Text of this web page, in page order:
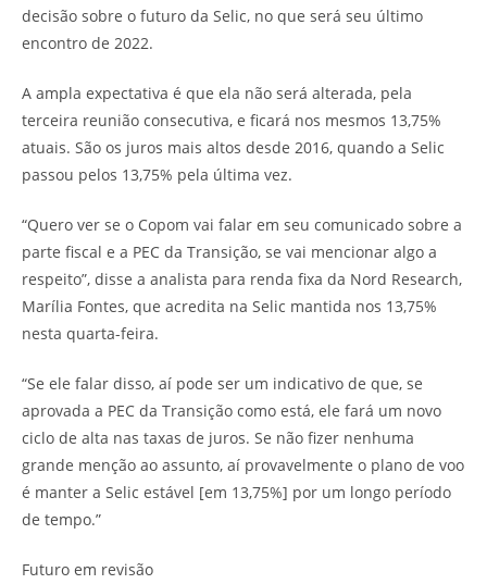
decisão sobre o futuro da Selic, no que será seu último
encontro de 2022.
A ampla expectativa é que ela não será alterada, pela
terceira reunião consecutiva, e ficará nos mesmos 13,75%
atuais. São os juros mais altos desde 2016, quando a Selic
passou pelos 13,75% pela última vez.
“Quero ver se o Copom vai falar em seu comunicado sobre a
parte fiscal e a PEC da Transição, se vai mencionar algo a
respeito”, disse a analista para renda fixa da Nord Research,
Marília Fontes, que acredita na Selic mantida nos 13,75%
nesta quarta-feira.
“Se ele falar disso, aí pode ser um indicativo de que, se
aprovada a PEC da Transição como está, ele fará um novo
ciclo de alta nas taxas de juros. Se não fizer nenhuma
grande menção ao assunto, aí provavelmente o plano de voo
é manter a Selic estável [em 13,75%] por um longo período
de tempo.”
Futuro em revisão